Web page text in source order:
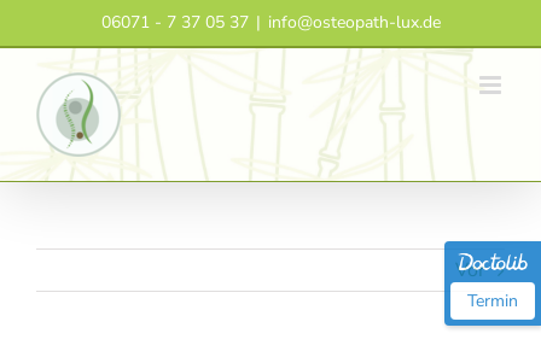
Inhalt
springen
06071 - 7 37 05 37 | info@osteopath-lux.de
Vor
Termin